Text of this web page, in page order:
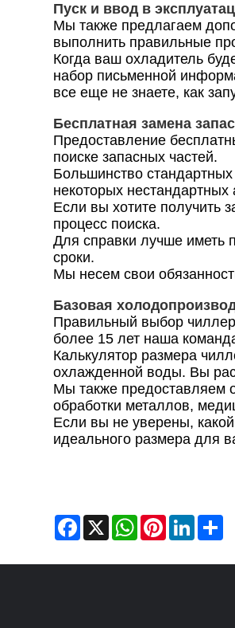
Пуск и ввод в
Мы также предлагаем
выполнить правильные
Когда ваш охладитель
набор письменной
все еще не знаете, как
Бесплатная замена
Предоставление
поиске запасных частей.
Большинство
некоторых нестандартных
Если вы хотите получить
процесс поиска.
Для справки лучше иметь
сроки.
Мы несем свои
Базовая
Правильный выбор
более 15 лет наша
Калькулятор размера
охлажденной воды. Вы
Мы также предоставляем
обработки металлов,
Если вы не уверены,
идеального размера для
Facebook
X WhatsApp
Pinterest